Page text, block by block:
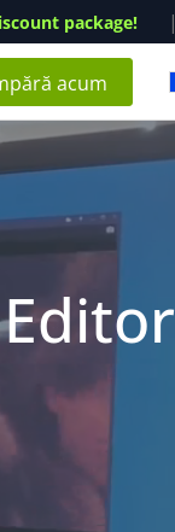
package! |
acum